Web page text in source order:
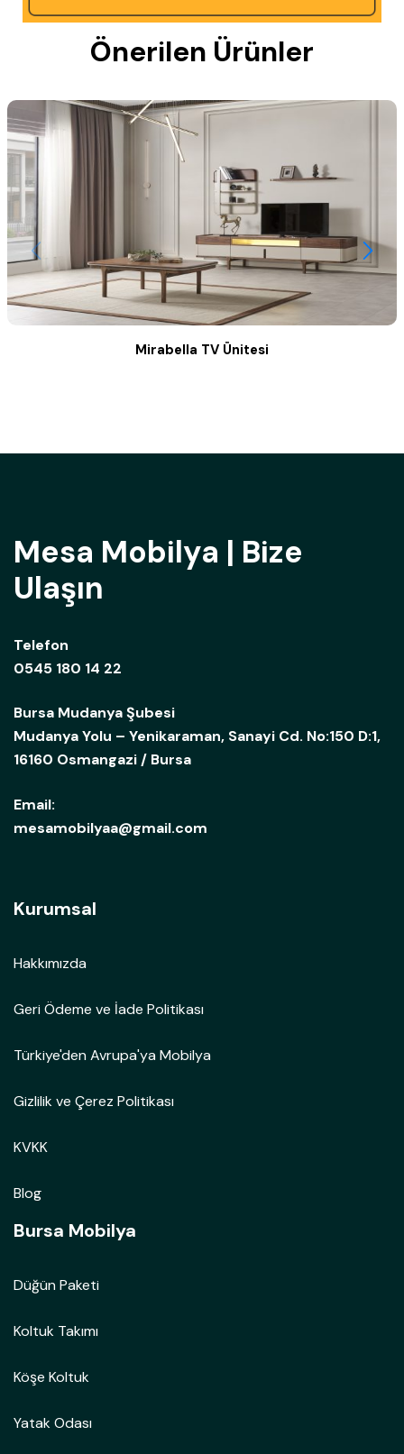
Önerilen Ürünler
Mirabella TV Ünitesi
Mesa Mobilya | Bize
Ulaşın
Telefon
0545 180 14 22
Bursa Mudanya Şubesi
Mudanya Yolu – Yenikaraman, Sanayi Cd. No:150 D:1,
16160 Osmangazi / Bursa
Email:
mesamobilyaa@gmail.com
Kurumsal
Hakkımızda
Geri Ödeme ve İade Politikası
Türkiye'den Avrupa'ya Mobilya
Gizlilik ve Çerez Politikası
KVKK
Blog
Bursa Mobilya
Düğün Paketi
Koltuk Takımı
Köşe Koltuk
Yatak Odası